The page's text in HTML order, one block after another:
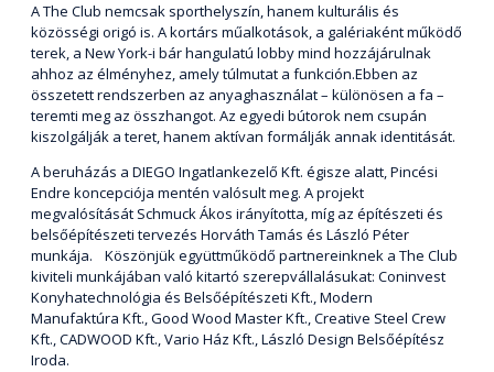
A The Club nemcsak sporthelyszín, hanem kulturális és
közösségi origó is. A kortárs műalkotások, a galériaként működő
terek, a New York-i bár hangulatú lobby mind hozzájárulnak
ahhoz az élményhez, amely túlmutat a funkción.Ebben az
összetett rendszerben az anyaghasználat – különösen a fa –
teremti meg az összhangot. Az egyedi bútorok nem csupán
kiszolgálják a teret, hanem aktívan formálják annak identitását.
A beruházás a DIEGO Ingatlankezelő Kft. égisze alatt, Pincési
Endre koncepciója mentén valósult meg. A projekt
megvalósítását Schmuck Ákos irányította, míg az építészeti és
belsőépítészeti tervezés Horváth Tamás és László Péter
munkája. Köszönjük együttműködő partnereinknek a The Club
kiviteli munkájában való kitartó szerepvállalásukat: Coninvest
Konyhatechnológia és Belsőépítészeti Kft., Modern
Manufaktúra Kft., Good Wood Master Kft., Creative Steel Crew
Kft., CADWOOD Kft., Vario Ház Kft., László Design Belsőépítész
Iroda.